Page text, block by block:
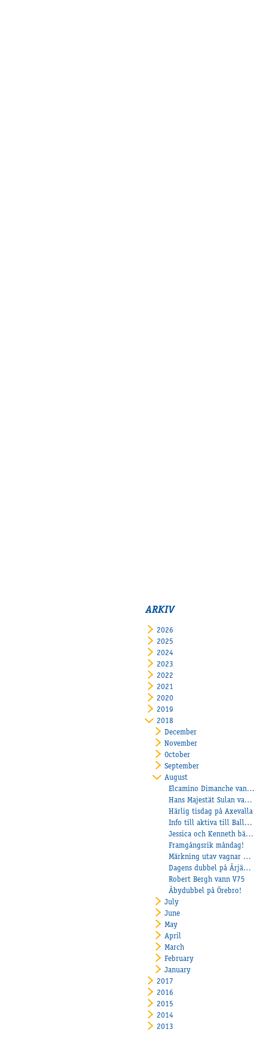
ARKIV
2026
2025
2024
2023
2022
2021
2020
2019
2018
December
November
October
September
August
Elcamino Dimanche vann på Örebro!
Hans Majestät Sulan vann lopp!
Härlig tisdag på Axevalla
Info till aktiva till Balltorp!
Jessica och Kenneth bäst på Årjäng!
Framgångsrik måndag!
Märkning utav vagnar på Höglanda
Dagens dubbel på Årjäng för Veijo!
Robert Bergh vann V75
Åbydubbel på Örebro!
July
June
May
April
March
February
January
2017
2016
2015
2014
2013